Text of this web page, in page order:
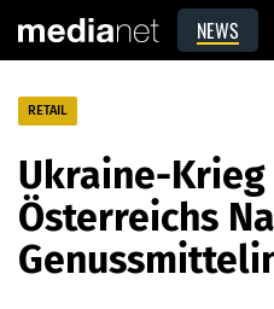
NEWS
RETAIL
Ukraine-
Österreichs